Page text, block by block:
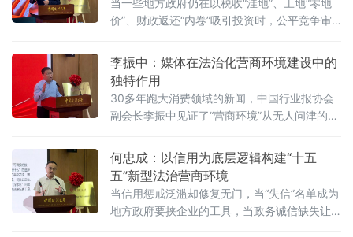
价”、财政返还“内卷”吸引投资时，公平竞争审
例》施行近两年来，为何部分地区仍屡屡出
现“超国民待遇”补贴、隐性地方保护、跨区域恶
性竞争？北京物资学院法学院院长吴长军6月7
日在中国政法大学法治化营商环境建设与数字
金融研究中心揭牌仪式既同期举办的“法治筑
李振中：媒体在法治化营商环境建设中的
独特作用
30多年跑大消费领域的新闻，中国行业报协会
副会长李振中见证了“营商环境”从无人问津的模
国政法大学法治化营商环境建设与数字金融研
究中心揭牌仪式既同期举办的“法治筑基、商业
有序——地方政府促进招商引资和高质量发展
路径”法治化营商环境建设（公益）大讲堂2026
首期活动上，李振中以媒体人视角直言：法治
何忠成：以信用为底层逻辑构建“十五
五”新型法治营商环境
当信用惩戒泛滥却修复无门，当“失信”名单成为
地方政府要挟企业的工具，当政务诚信缺失让